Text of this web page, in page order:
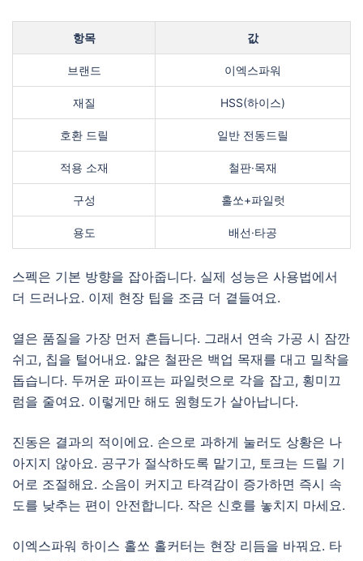
항목 값
브랜드 이엑스파워
재질 HSS(하이스)
호환 드릴 일반 전동드릴
적용 소재 철판·목재
구성 홀쏘+파일럿
용도 배선·타공
스펙은 기본 방향을 잡아줍니다. 실제 성능은 사용법에서
더 드러나요. 이제 현장 팁을 조금 더 곁들여요.
열은 품질을 가장 먼저 흔듭니다. 그래서 연속 가공 시 잠깐
쉬고, 칩을 털어내요. 얇은 철판은 백업 목재를 대고 밀착을
돕습니다. 두꺼운 파이프는 파일럿으로 각을 잡고, 횡미끄
럼을 줄여요. 이렇게만 해도 원형도가 살아납니다.
진동은 결과의 적이에요. 손으로 과하게 눌러도 상황은 나
아지지 않아요. 공구가 절삭하도록 맡기고, 토크는 드릴 기
어로 조절해요. 소음이 커지고 타격감이 증가하면 즉시 속
도를 낮추는 편이 안전합니다. 작은 신호를 놓치지 마세요.
이엑스파워 하이스 홀쏘 홀커터는 현장 리듬을 바꿔요. 타